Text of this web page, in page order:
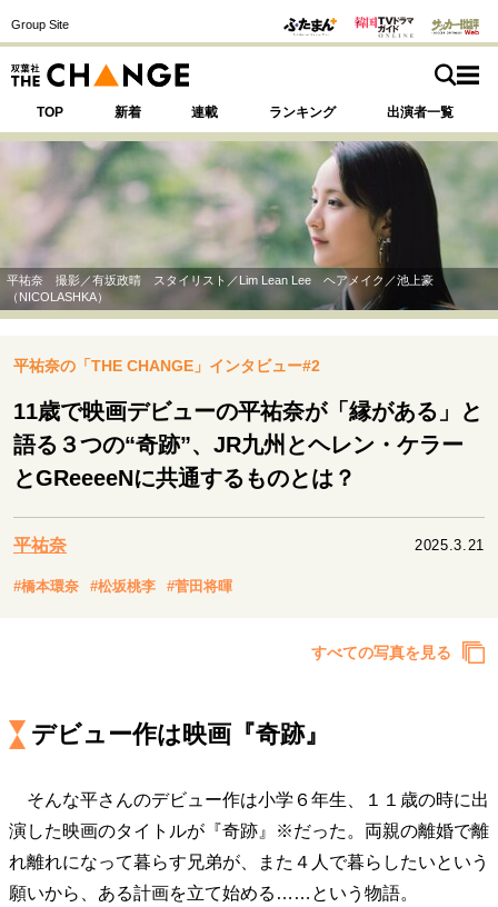
Group Site
TOP 新着 連載 ランキング 出演者一覧
注目の記事テーマで探す
運命を変えた出会い 決断の裏側
表現者の葛藤
人生が動いた日 10代の挫折と原点
セカンドキャリアの描き方
夢を掴む選択
リーダーの流儀 変革の原動力
トップが描く未来
マインドセット
重圧との向き合い方 一流のルーティン
20代の現在地
忘れられない言葉
10代・20代の土台
平祐奈 撮影／有坂政晴 スタイリスト／Lim Lean Lee ヘアメイク／池上豪
（NICOLASHKA）
平祐奈の「THE CHANGE」インタビュー#2
11歳で映画デビューの平祐奈が「縁がある」と
語る３つの“奇跡”、JR九州とヘレン・ケラー
とGReeeeNに共通するものとは？
平祐奈 2025.3.21
#橋本環奈 #松坂桃李 #菅田将暉
すべての写真を見る
デビュー作は映画『奇跡』
そんな平さんのデビュー作は小学６年生、１１歳の時に出
演した映画のタイトルが『奇跡』※だった。両親の離婚で離
れ離れになって暮らす兄弟が、また４人で暮らしたいという
願いから、ある計画を立て始める……という物語。